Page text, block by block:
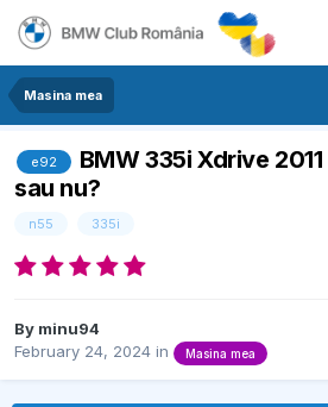
Masina mea
e92
BMW 335i Xdrive
sau nu?
n55 335i
By minu94
February 24, 2024 in Masina mea